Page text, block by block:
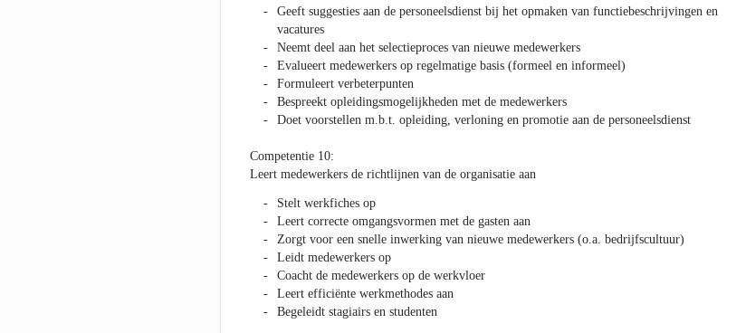
Geeft suggesties aan de personeelsdienst bij het opmaken van functiebeschrijvingen en
vacatures
Neemt deel aan het selectieproces van nieuwe medewerkers
Evalueert medewerkers op regelmatige basis (formeel en informeel)
Formuleert verbeterpunten
Bespreekt opleidingsmogelijkheden met de medewerkers
Doet voorstellen m.b.t. opleiding, verloning en promotie aan de personeelsdienst
Competentie 10:
Leert medewerkers de richtlijnen van de organisatie aan
Stelt werkfiches op
Leert correcte omgangsvormen met de gasten aan
Zorgt voor een snelle inwerking van nieuwe medewerkers (o.a. bedrijfscultuur)
Leidt medewerkers op
Coacht de medewerkers op de werkvloer
Leert efficiënte werkmethodes aan
Begeleidt stagiairs en studenten